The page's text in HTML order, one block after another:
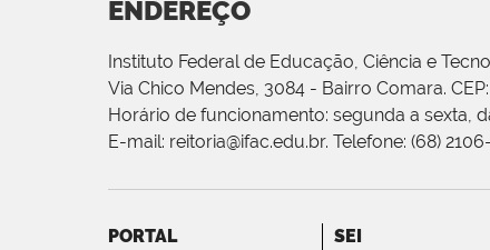
ENDEREÇO
Instituto Federal de Educação, Ciência e
Via Chico Mendes, 3084 - Bairro Comara.
Horário de funcionamento: segunda a sexta,
E-mail: reitoria@ifac.edu.br. Telefone: (68)
PORTAL
SEI